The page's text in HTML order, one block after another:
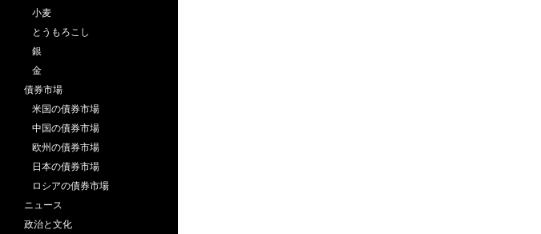
小麦
とうもろこし
銀
金
債券市場
米国の債券市場
中国の債券市場
欧州の債券市場
日本の債券市場
ロシアの債券市場
ニュース
政治と文化